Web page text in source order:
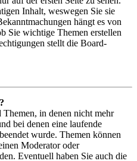
Inhalt, weswegen Sie sie
hängt es von
Sie wichtige Themen erstellen
stellt die Board-
Themen, in denen nicht mehr
bei denen eine laufende
wurde. Themen können
Moderator oder
Eventuell haben Sie auch die